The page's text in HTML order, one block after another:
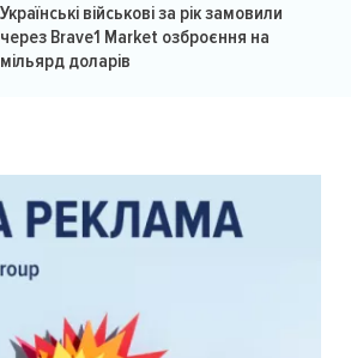
Українські військові за рік замовили
через Brave1 Market озброєння на
мільярд доларів